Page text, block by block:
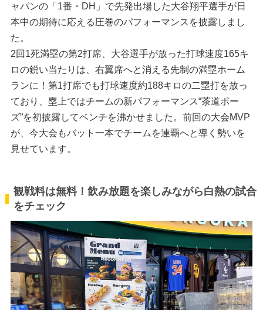
ャパンの「1番・DH」で先発出場した大谷翔平選手が日
本中の期待に応える圧巻のパフォーマンスを披露しまし
た。
2回1死満塁の第2打席、大谷選手が放った打球速度165キ
ロの鋭い当たりは、右翼席へと消える先制の満塁ホーム
ランに！第1打席でも打球速度約188キロの二塁打を放っ
ており、塁上ではチームの新パフォーマンス“茶道ポー
ズ”を初披露してベンチを沸かせました。前回の大会MVP
が、今大会もバット一本でチームを連覇へと導く勢いを
見せています。
観戦料は無料！飲み放題を楽しみながら白熱の試合
をチェック